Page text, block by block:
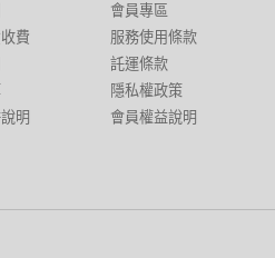
費
明
會員專區
服務使用條款
託運條款
隱私權政策
會員權益說明